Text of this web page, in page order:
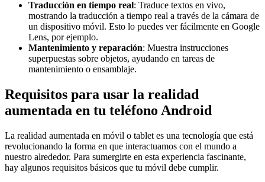
Traducción en tiempo real: Traduce textos en vivo,
mostrando la traducción a tiempo real a través de la cámara de
un dispositivo móvil. Esto lo puedes ver fácilmente en Google
Lens, por ejemplo.
Mantenimiento y reparación: Muestra instrucciones
superpuestas sobre objetos, ayudando en tareas de
mantenimiento o ensamblaje.
Requisitos para usar la realidad
aumentada en tu teléfono Android
La realidad aumentada en móvil o tablet es una tecnología que está
revolucionando la forma en que interactuamos con el mundo a
nuestro alrededor. Para sumergirte en esta experiencia fascinante,
hay algunos requisitos básicos que tu móvil debe cumplir.